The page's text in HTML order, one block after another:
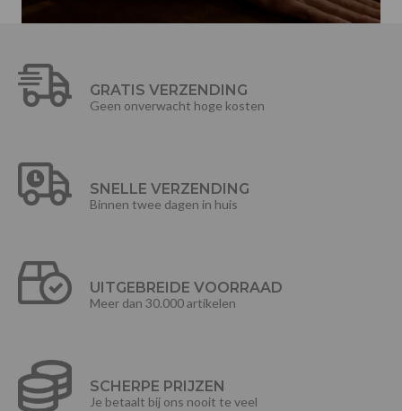
GRATIS VERZENDING
Geen onverwacht hoge kosten
SNELLE VERZENDING
Binnen twee dagen in huis
UITGEBREIDE VOORRAAD
Meer dan 30.000 artikelen
SCHERPE PRIJZEN
Je betaalt bij ons nooit te veel